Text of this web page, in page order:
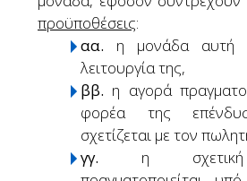
προϋποθέσεις:
αα. η μονάδα αυτή
λειτουργία της,
ββ. η αγορά
φορέα της
σχετίζεται με τον
γγ. η